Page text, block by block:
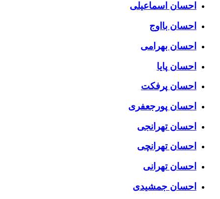
احسان اسماعیلی
احسان بااوج
احسان بهرامی
احسان پایا
احسان پرفکت
احسان پورجعفری
احسان تهرانجی
احسان تهرانچی
احسان تهرانی
احسان جمشیدی